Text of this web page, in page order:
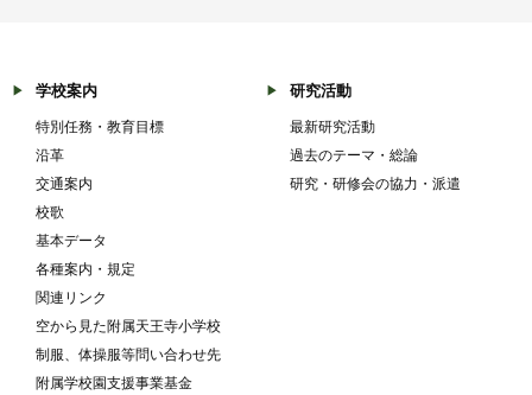
学校案内
特別任務・教育目標
沿革
交通案内
校歌
基本データ
各種案内・規定
関連リンク
空から見た附属天王寺小学校
制服、体操服等問い合わせ先
附属学校園支援事業基金
研究活動
最新研究活動
過去のテーマ・総論
研究・研修会の協力・派遣